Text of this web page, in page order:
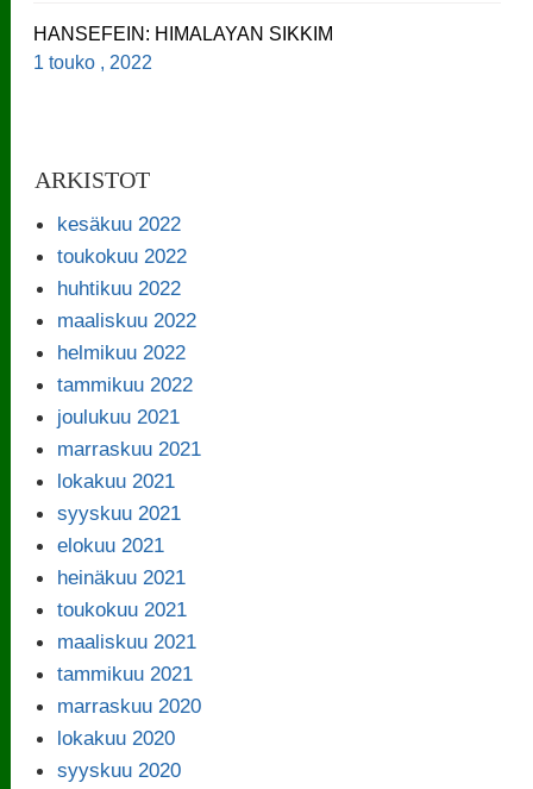
HANSEFEIN: HIMALAYAN SIKKIM
1 touko , 2022
ARKISTOT
kesäkuu 2022
toukokuu 2022
huhtikuu 2022
maaliskuu 2022
helmikuu 2022
tammikuu 2022
joulukuu 2021
marraskuu 2021
lokakuu 2021
syyskuu 2021
elokuu 2021
heinäkuu 2021
toukokuu 2021
maaliskuu 2021
tammikuu 2021
marraskuu 2020
lokakuu 2020
syyskuu 2020